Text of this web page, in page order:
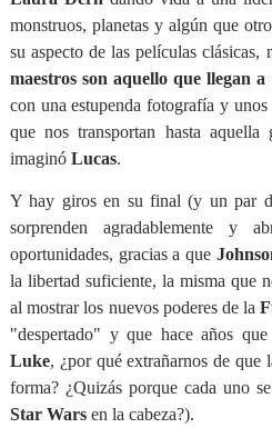
monstruos, planetas y algún que
su aspecto de las películas
maestros son aquello que llegan a
con una estupenda fotografía y
que nos transportan hasta
imaginó Lucas.
Y hay giros en su final (y un par
sorprenden agradablemente y
oportunidades, gracias a que
la libertad suficiente, la misma que
al mostrar los nuevos poderes de la
"despertado" y que hace años
Luke, ¿por qué extrañarnos de que
forma? ¿Quizás porque cada uno
Star Wars en la cabeza?).